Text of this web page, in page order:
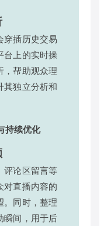
穿插历史交易
台上的实时操
，帮助观众理
其独立分析和
持续优化
评论区留言等
对直播内容的
。同时，整理
瞬间，用于后